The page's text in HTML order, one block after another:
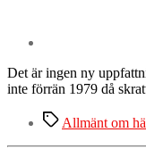
Det är ingen ny
inte förrän 1979 då
Etiketter
Allmänt om